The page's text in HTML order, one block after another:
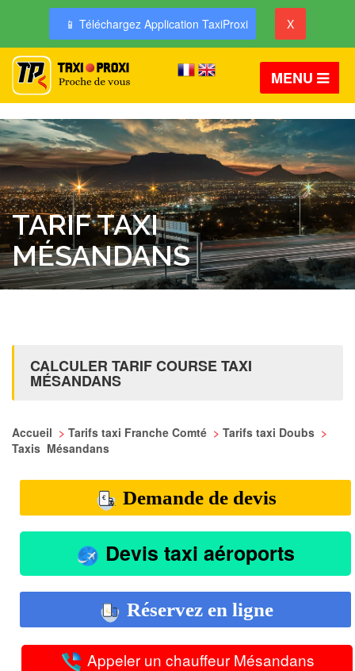
📱 Téléchargez Application TaxiProxi X
MENU
TARIF TAXI
MÉSANDANS
CALCULER TARIF COURSE TAXI
MÉSANDANS
Accueil > Tarifs taxi Franche Comté > Tarifs taxi Doubs >
Taxis Mésandans
Demande de devis
Devis taxi aéroports
Réservez en ligne
Appeler un chauffeur Mésandans